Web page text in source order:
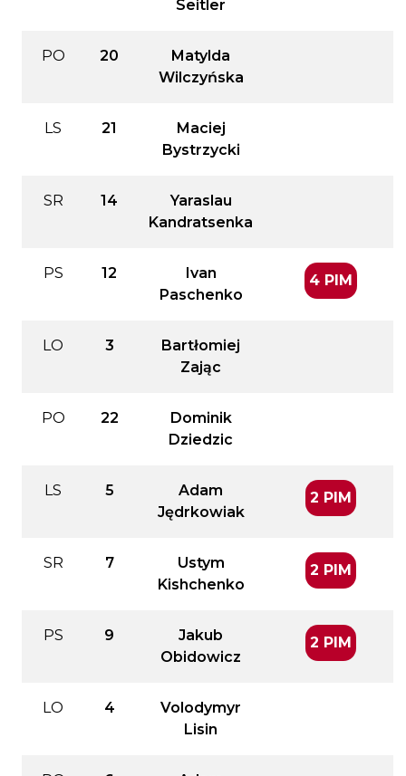
Seitler
PO 20
Matylda
Wilczyńska
LS 21
Maciej
Bystrzycki
SR 14
Yaraslau
Kandratsenka
PS 12
Ivan
Paschenko
4 PIM
LO 3
Bartłomiej
Zając
PO 22
Dominik
Dziedzic
LS 5
Adam
Jędrkowiak
2 PIM
SR 7
Ustym
Kishchenko
2 PIM
PS 9
Jakub
Obidowicz
2 PIM
LO 4
Volodymyr
Lisin